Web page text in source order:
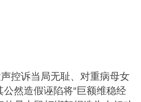
控诉当局无耻、对重病母女
然造假诬陷将“巨额维稳经